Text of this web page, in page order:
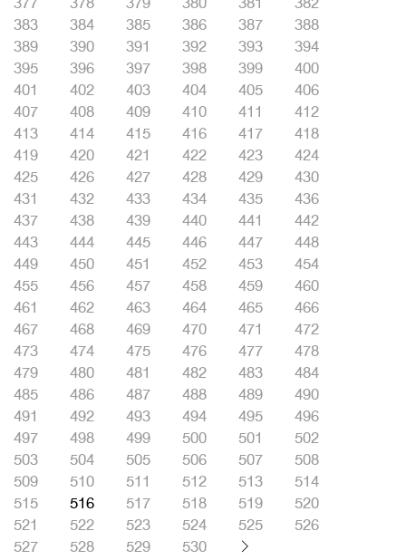
383
384 385 386 387
388
389
390 391 392 393
394
395
396 397 398 399
400
401
402 403 404 405
406
407
408 409 410 411
412
413
414 415 416 417
418
419
420 421 422 423
424
425
426 427 428 429
430
431
432 433 434 435
436
437
438 439 440 441
442
443
444 445 446 447
448
449
450 451 452 453
454
455
456 457 458 459
460
461
462 463 464 465
466
467
468 469 470 471
472
473
474 475 476 477
478
479
480 481 482 483
484
485
486 487 488 489
490
491
492 493 494 495
496
497
498 499 500 501
502
503
504 505 506 507
508
509
510 511 512 513
514
515
516 517 518 519
520
521
522 523 524 525
526
527
528 529 530